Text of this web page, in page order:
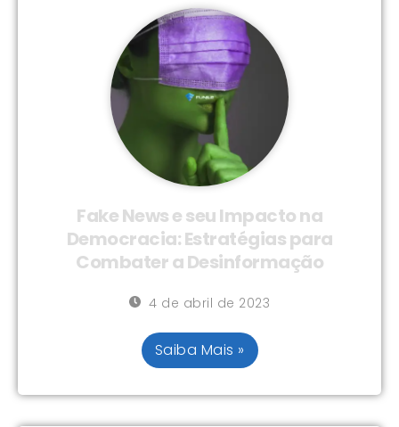
Fake News e seu Impacto na
Democracia: Estratégias para
Combater a Desinformação
4 de abril de 2023
Saiba Mais »